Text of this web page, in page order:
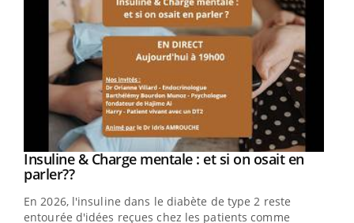
Youtube
Insuline & Charge mentale : et si on osait en
parler??Youtube
En 2026, l'insuline dans le diabète de type 2 reste
entourée d'idées reçues chez les patients comme